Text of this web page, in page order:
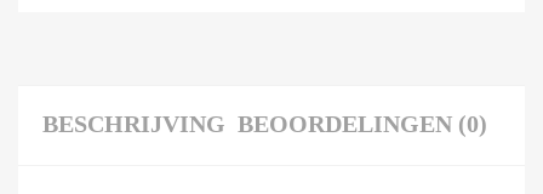
BESCHRIJVING BEOORDELINGEN (0)